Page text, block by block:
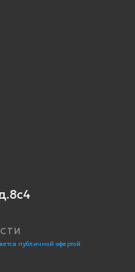
публичной офертой